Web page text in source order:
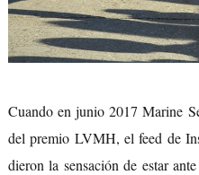
Cuando en junio 2017 Marine
del premio LVMH, el feed de
dieron la sensación de estar